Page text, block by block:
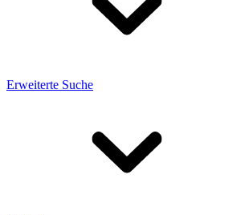
Erweiterte Suche